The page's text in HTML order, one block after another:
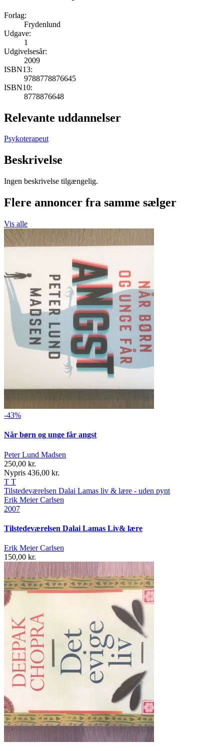
Forlag:
Frydenlund
Udgave:
1
Udgivelsesår:
2009
ISBN13:
9788778876645
ISBN10:
8778876648
Relevante uddannelser
Psykoterapeut
Beskrivelse
Ingen beskrivelse tilgængelig.
Flere annoncer fra samme sælger
Vis alle
-43%
Når børn og unge får angst
Peter Lund Madsen
250,00 kr.
Nypris 436,00 kr.
T T
Tilstedeværelsen Dalai Lamas liv & lære - uden pynt
Erik Meier Carlsen
2007
Tilstedeværelsen Dalai Lamas Liv& lære
Erik Meier Carlsen
150,00 kr.